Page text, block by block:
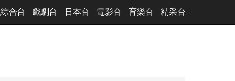
綜合台 戲劇台 日本台 電影台 育樂台 精采台